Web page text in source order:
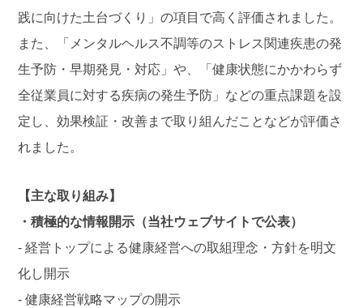
践に向けた土台づくり」の項目で高く評価されました。
また、「メンタルヘルス不調等のストレス関連疾患の発
生予防・早期発⾒・対応」や、「健康状態にかかわらず
全従業員に対する疾病の発生予防」などの重点課題を設
定し、効果検証・改善まで取り組んだことなどが評価さ
れました。
【主な取り組み】
・積極的な情報開示（当社ウェブサイトで公表）
- 経営トップによる健康経営への取組理念・方針を明文
化し開示
- 健康経営戦略マップの開示